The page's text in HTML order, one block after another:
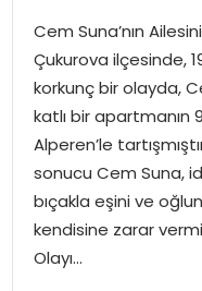
YAŞAM
MAGAZIN
SAĞLIK
SOSYAL HABER
Cem Suna’nın
Çukurova ilçesinde,
korkunç bir olayda,
katlı bir apartmanın
Alperen’le
sonucu Cem Suna,
bıçakla eşini ve
kendisine zarar
Olayı…